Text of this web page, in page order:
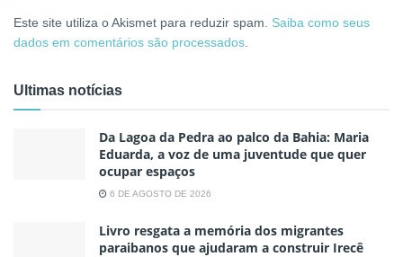
Este site utiliza o Akismet para reduzir spam. Saiba como seus
dados em comentários são processados
Ultimas notícias
Da Lagoa da Pedra ao palco da Bahia: Maria
Eduarda, a voz de uma juventude que quer
ocupar espaços
6 DE AGOSTO DE 2026
Livro resgata a memória dos migrantes
paraibanos que ajudaram a construir Irecê